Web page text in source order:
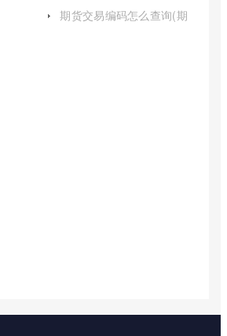
期货交易编码怎么查询(期